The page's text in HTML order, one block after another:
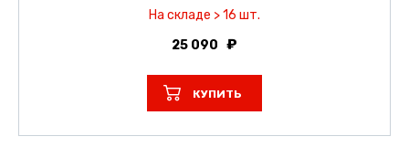
На складе > 16 шт.
25 090
КУПИТЬ